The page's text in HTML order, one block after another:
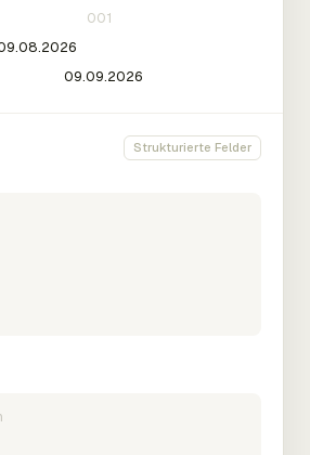
Strukturierte Felder